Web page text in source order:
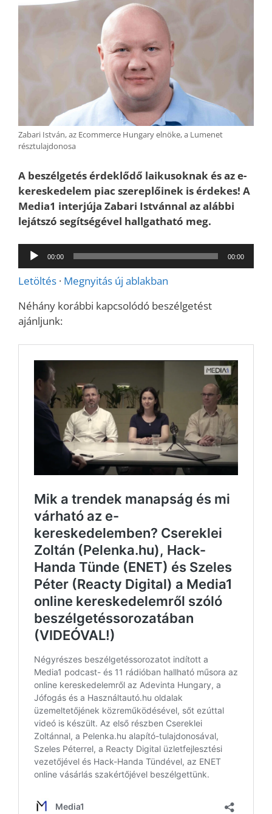
Zabari István, az Ecommerce Hungary elnöke, a Lumenet
résztulajdonosa
A beszélgetés érdeklődő laikusoknak és az e-
kereskedelem piac szereplőinek is érdekes! A
Media1 interjúja Zabari Istvánnal az alábbi
lejátszó segítségével hallgatható meg.
Audió
lejátszó
00:00 00:00
Letöltés · Megnyitás új ablakban
Néhány korábbi kapcsolódó beszélgetést
ajánljunk: